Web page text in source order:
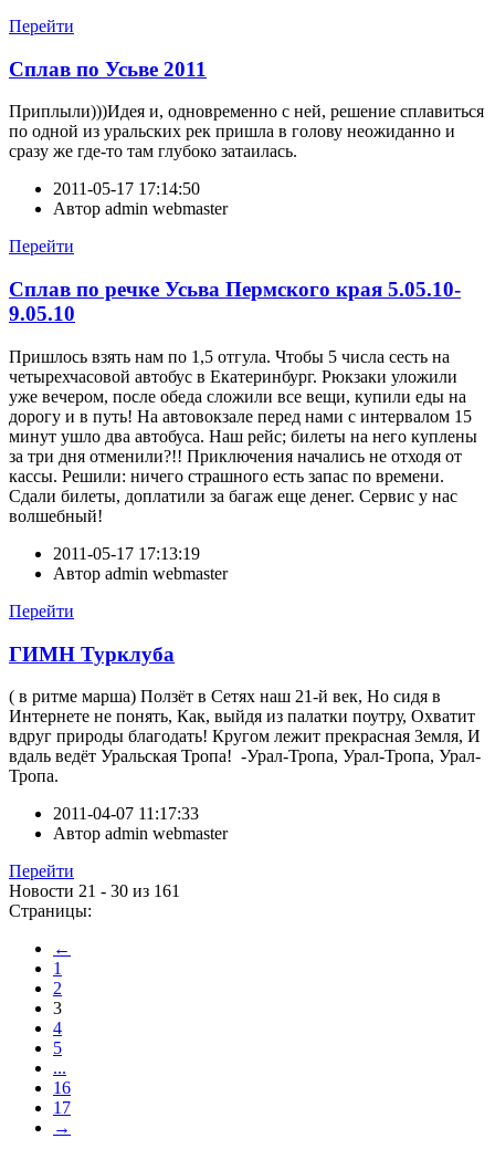
Перейти
Сплав по Усьве 2011
Приплыли)))Идея и, одновременно с ней, решение сплавиться
по одной из уральских рек пришла в голову неожиданно и
сразу же где-то там глубоко затаилась.
2011-05-17 17:14:50
Автор admin webmaster
Перейти
Сплав по речке Усьва Пермского края 5.05.10-
9.05.10
Пришлось взять нам по 1,5 отгула. Чтобы 5 числа сесть на
четырехчасовой автобус в Екатеринбург. Рюкзаки уложили
уже вечером, после обеда сложили все вещи, купили еды на
дорогу и в путь! На автовокзале перед нами с интервалом 15
минут ушло два автобуса. Наш рейс; билеты на него куплены
за три дня отменили?!! Приключения начались не отходя от
кассы. Решили: ничего страшного есть запас по времени.
Сдали билеты, доплатили за багаж еще денег. Сервис у нас
волшебный!
2011-05-17 17:13:19
Автор admin webmaster
Перейти
ГИМН Турклуба
( в ритме марша) Ползёт в Сетях наш 21-й век, Но сидя в
Интернете не понять, Как, выйдя из палатки поутру, Охватит
вдруг природы благодать! Кругом лежит прекрасная Земля, И
вдаль ведёт Уральская Тропа! -Урал-Тропа, Урал-Тропа, Урал-
Тропа.
2011-04-07 11:17:33
Автор admin webmaster
Перейти
Новости 21 - 30 из 161
Страницы:
←
1
2
3
4
5
...
16
17
→